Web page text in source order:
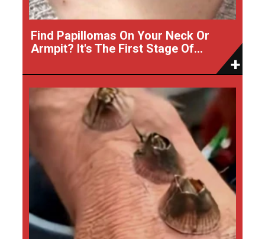
Find Papillomas On Your Neck Or
Armpit? It's The First Stage Of...